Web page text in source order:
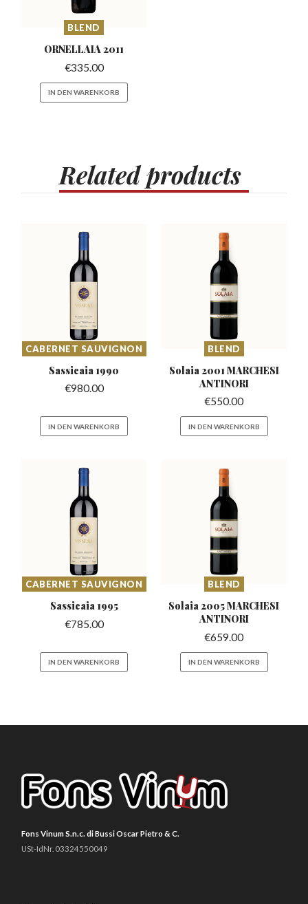
BLEND
ORNELLAIA 2011
€335.00
IN DEN WARENKORB
Relatedproducts
CABERNET SAUVIGNON
Sassicaia 1990
€980.00
IN DEN WARENKORB
BLEND
Solaia 2001 MARCHESI
ANTINORI
€550.00
IN DEN WARENKORB
CABERNET SAUVIGNON
Sassicaia 1995
€785.00
IN DEN WARENKORB
BLEND
Solaia 2005 MARCHESI
ANTINORI
€659.00
IN DEN WARENKORB
Fons Vinum S.n.c. di Bussi Oscar Pietro & C.
USt-IdNr. 03324550049